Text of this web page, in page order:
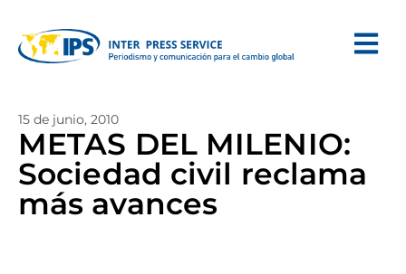
15 de junio, 2010
METAS DEL MILENIO:
Sociedad civil reclama
más avances